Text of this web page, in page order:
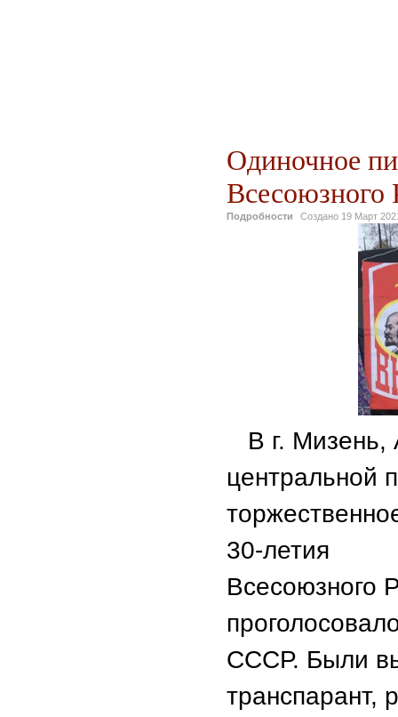
Одиночное
Подробности Создано 19 Март
В г. Мизень,
центральной
30-летия
Всесоюзного
СССР. Были
транспарант,